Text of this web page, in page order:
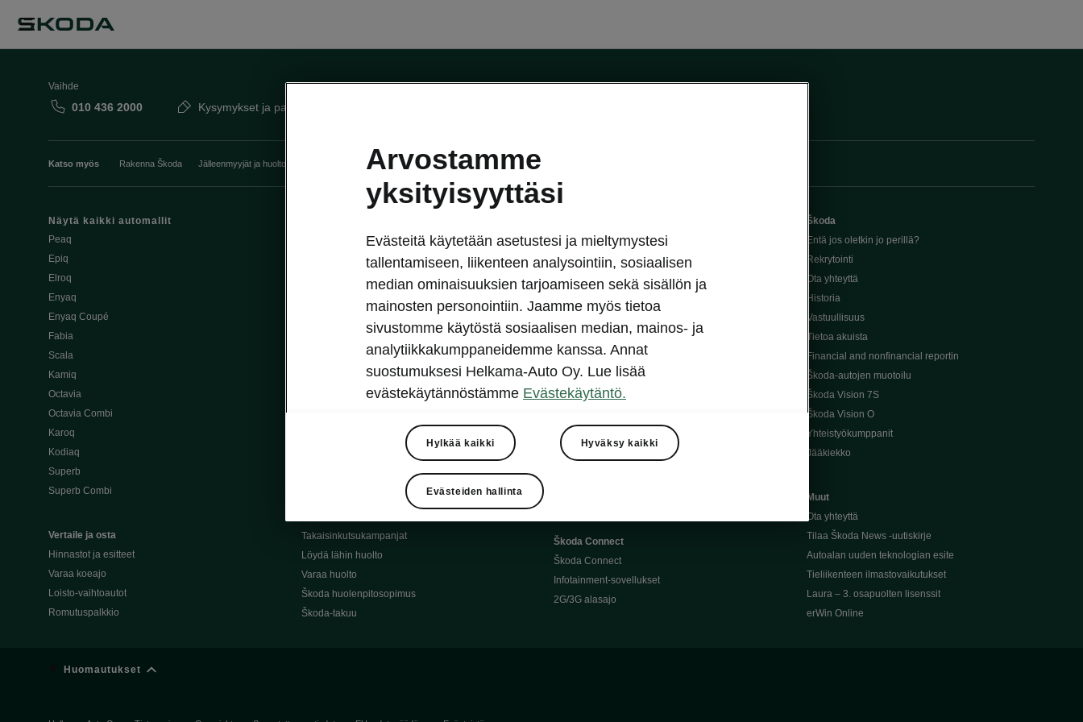
Vaihde
010 436 2000 Kysymykset ja palaute
Katso myös Rakenna Škoda Jälleenmyyjät ja huolto Heti vapaat Škoda-mallit Käyttöohjeet Škoda Shop
Näytä kaikki automallit
Peaq
Epiq
Elroq
Enyaq
Enyaq Coupé
Fabia
Scala
Kamiq
Octavia
Octavia Combi
Karoq
Kodiaq
Superb
Superb Combi
Vertaile ja osta
Hinnastot ja esitteet
Varaa koeajo
Loisto-vaihtoautot
Romutuspalkkio
Osta Škoda verkossa
Škoda Yksityisleasing
Škodan Vakuutus
Škoda 4×4 -mallit
Škoda-katumaasturimallit
Alkuperäiset Škoda-varaosat
Alkuperäiset Škoda-moottoriöljyt
Takaisinkutsukampanjat
Löydä lähin huolto
Varaa huolto
Škoda huolenpitosopimus
Škoda-takuu
Avustinjärjestelmät
Sähköautot ja hybridit
Sähköautot ja hybridit
Ladattavat hybridit
Vinkkejä sähköautoiluun
Ajoakku ja turvallisuus
Ohjelmiston päivitys
Kotilataus
Latauspisteet kartalla
Škoda Connect
Škoda Connect
Infotainment-sovellukset
2G/3G alasajo
Škoda
Entä jos oletkin jo perillä?
Rekrytointi
Ota yhteyttä
Historia
Vastuullisuus
Tietoa akuista
Financial and nonfinancial reportin
Škoda-autojen muotoilu
Škoda Vision 7S
Škoda Vision O
Yhteistyökumppanit
Jääkiekko
Muut
Ota yhteyttä
Tilaa Škoda News -uutiskirje
Autoalan uuden teknologian esite
Tieliikenteen ilmastovaikutukset
Laura – 3. osapuolten lisenssit
erWin Online
Huomautukset
Arvostamme
yksityisyyttäsi
Evästeitä käytetään asetustesi ja mieltymystesi
tallentamiseen, liikenteen analysointiin, sosiaalisen
median ominaisuuksien tarjoamiseen sekä sisällön ja
mainosten personointiin. Jaamme myös tietoa
sivustomme käytöstä sosiaalisen median, mainos- ja
analytiikkakumppaneidemme kanssa. Annat
suostumuksesi Helkama-Auto Oy. Lue lisää
evästekäytännöstämme Evästekäytäntö.
Hylkää kaikki Hyväksy kaikki
Evästeiden hallinta